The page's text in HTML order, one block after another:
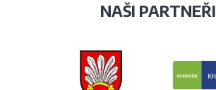
NAŠI PARTNEŘI